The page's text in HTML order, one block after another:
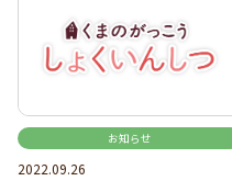
お知らせ
2022.09.26